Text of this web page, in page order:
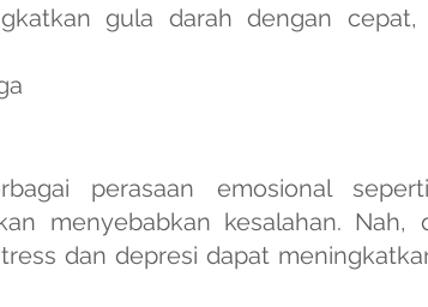
gula darah dengan cepat,
perasaan emosional
menyebabkan kesalahan. Nah,
dan depresi dapat